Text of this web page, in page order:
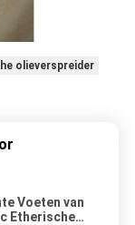
olieverspreider
Voeten van
Etherische